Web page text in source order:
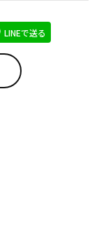
LINEで送る